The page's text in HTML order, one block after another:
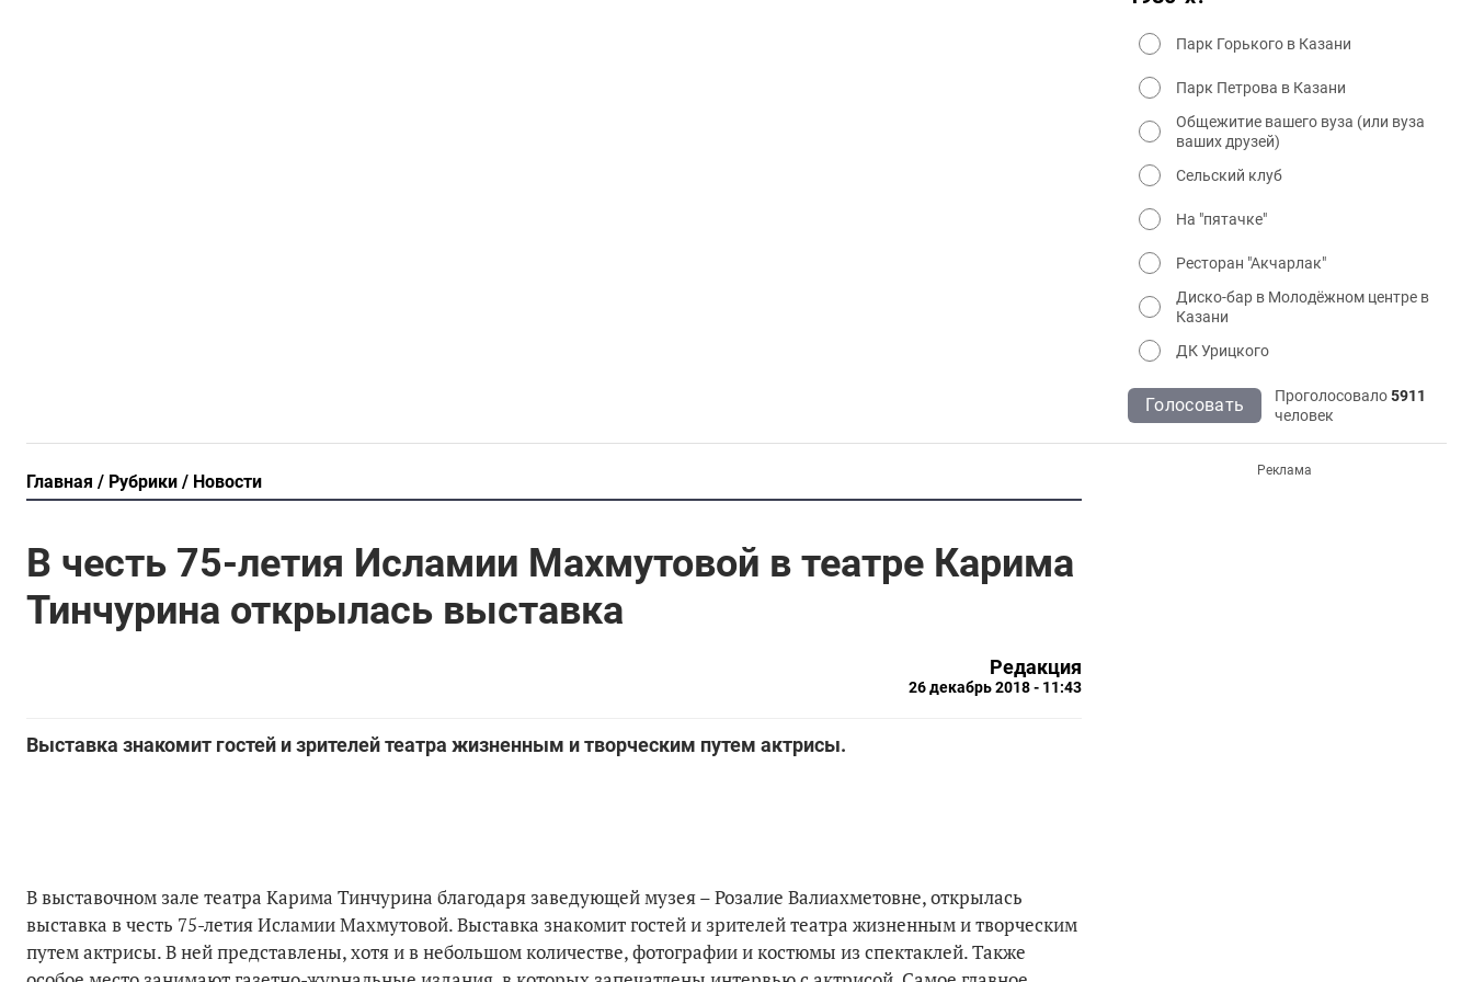
Парк Горького в Казани
Парк Петрова в Казани
Общежитие вашего вуза (или вуза
ваших друзей)
Сельский клуб
На "пятачке"
Ресторан "Акчарлак"
Диско-бар в Молодёжном центре в
Казани
ДК Урицкого
Голосовать Проголосовало5911
человек
Главная Рубрики Новости
В честь 75-летия Исламии Махмутовой в театре Карима
Тинчурина открылась выставка
Редакция
26 декабрь 2018 - 11:43
Выставка знакомит гостей и зрителей театра жизненным и творческим путем актрисы.
В выставочном зале театра Карима Тинчурина благодаря заведующей музея – Розалие Валиахметовне, открылась
выставка в честь 75-летия Исламии Махмутовой. Выставка знакомит гостей и зрителей театра жизненным и творческим
путем актрисы. В ней представлены, хотя и в небольшом количестве, фотографии и костюмы из спектаклей. Также
Реклама